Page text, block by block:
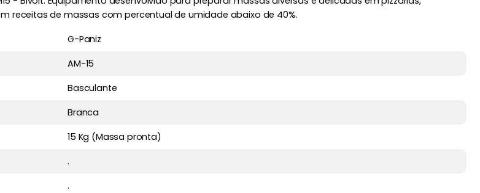
receitas de massas com percentual de umidade abaixo de 40%.
G-Paniz
AM-15
Basculante
Branca
15 Kg (Massa pronta)
.
.